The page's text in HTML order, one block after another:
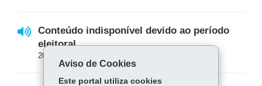
Conteúdo indisponível devido ao período
eleitoral
20 mar 2026 - 14:37
Aviso de Cookies
Este portal utiliza cookies